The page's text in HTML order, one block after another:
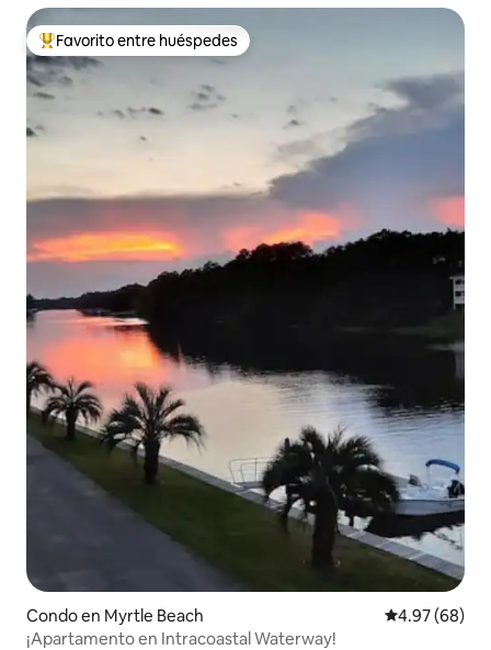
Favorito entre huéspedes preferido
Favorito entre huéspedes
Condo en Myrtle Beach Calificación
4.97 (68)
¡Apartamento en Intracoastal Waterway!